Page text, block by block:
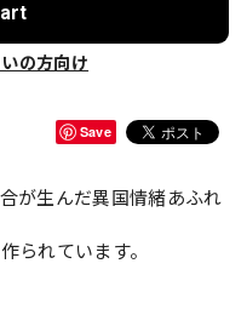
の方向け
Save
が生んだ異国情緒あふれ
られています。